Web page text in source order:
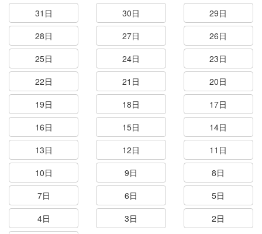
31日 30日
29日
28日
27日
26日
25日
24日
23日
22日
21日
20日
19日
18日
17日
16日
15日
14日
13日
12日
11日
10日
9日
8日
7日
6日
5日
4日
3日
2日